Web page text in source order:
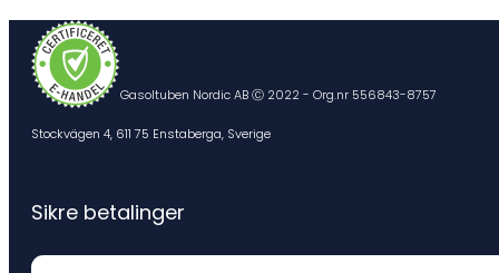
Gasoltuben Nordic AB Ⓒ 2022 - Org.nr 556843-8757
Stockvägen 4, 611 75 Enstaberga, Sverige
Sikre betalinger